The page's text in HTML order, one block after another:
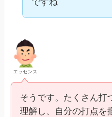
ですね
エッセンス
そうです。たくさん打
理解し、自分の打点を